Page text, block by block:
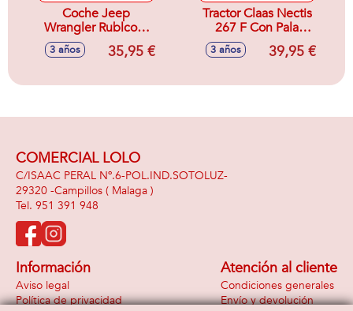
Coche Jeep
Wrangler Rublcom
Unlimited
33X14X14 Cm
3 años 35,95 €
Tractor Claas Nectis
267 F Con Pala
Frontal Y Remolque
33X13X15 Cm
3 años 39,95 €
COMERCIAL LOLO
C/ISAAC PERAL Nº.6-POL.IND.SOTOLUZ-
29320 -Campillos ( Malaga )
951 391 948
Información
Aviso legal
Política de privacidad
Atención al cliente
Condiciones generales
Envío y devolución